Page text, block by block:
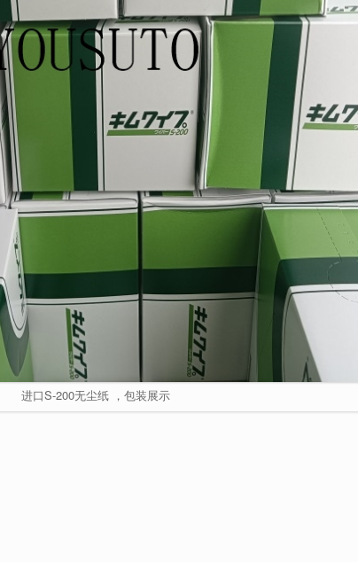
进口S-200无尘纸 ，包装展示